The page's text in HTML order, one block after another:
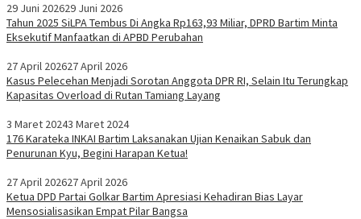
29 Juni 202629 Juni 2026
Tahun 2025 SiLPA Tembus Di Angka Rp163,93 Miliar, DPRD Bartim Minta
Eksekutif Manfaatkan di APBD Perubahan
27 April 202627 April 2026
Kasus Pelecehan Menjadi Sorotan Anggota DPR RI, Selain Itu Terungkap
Kapasitas Overload di Rutan Tamiang Layang
3 Maret 20243 Maret 2024
176 Karateka INKAI Bartim Laksanakan Ujian Kenaikan Sabuk dan
Penurunan Kyu, Begini Harapan Ketua!
27 April 202627 April 2026
Ketua DPD Partai Golkar Bartim Apresiasi Kehadiran Bias Layar
Mensosialisasikan Empat Pilar Bangsa